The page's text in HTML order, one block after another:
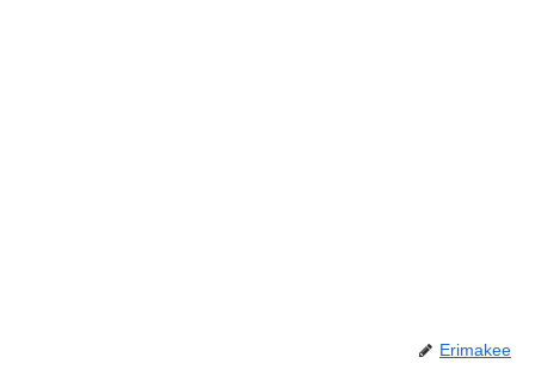
Erimakee